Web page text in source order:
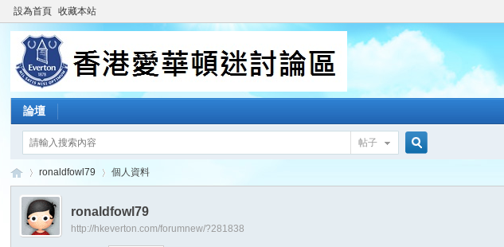
設為首頁 收藏本站
論壇
帖子
›
ronaldfowl79 個人資料
ronaldfowl79
http://hkeverton.com/forumnew/?281838